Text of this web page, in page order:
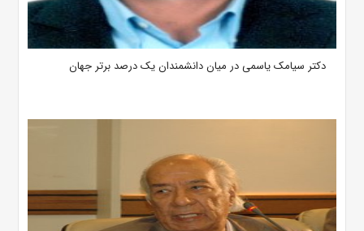
دکتر سیامک یاسمی در میان دانشمندان یک درصد برتر جهان